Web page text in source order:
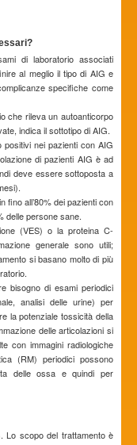
di laboratorio associati
al meglio il tipo di AIG e
specifiche come
che rileva un autoanticorpo
indica il sottotipo di AIG.
nei pazienti con AIG
di pazienti AIG è ad
deve essere sottoposta a
fino all’80% dei pazienti con
delle persone sane.
(VES) o la proteina C-
generale sono utili;
si basano molto di più
bisogno di esami periodici
analisi delle urine) per
la potenziale tossicità della
delle articolazioni si
con immagini radiologiche
(RM) periodici possono
delle ossa e quindi per
Lo scopo del trattamento è